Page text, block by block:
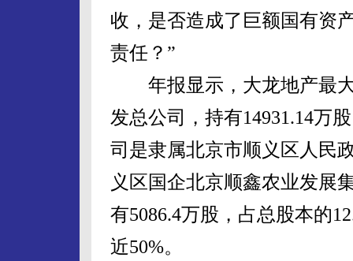
收，是否造成了巨额国有资
责任？”
年报显示，大龙地产最大
发总公司，持有14931.14万
司是隶属北京市顺义区人民
义区国企北京顺鑫农业发展
有5086.4万股，占总股本的
近50%。